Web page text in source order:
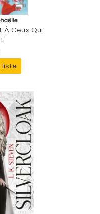
À Ceux Qui
liste